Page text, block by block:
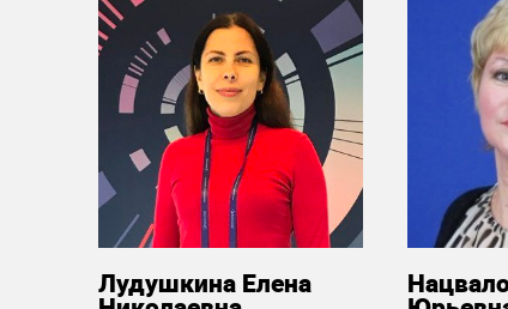
Лудушкина Елена